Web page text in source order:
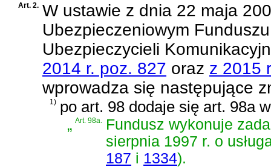
Art. 2. W ustawie z dnia 22 maja
Ubezpieczeniowym
Ubezpieczycieli
2014 r. poz. 827 oraz z 2015
wprowadza się następujące
1) po art. 98 dodaje się art. 98a
„Art. 98a.
Fundusz wykonuje
sierpnia 1997 r. o
187 i 1334).